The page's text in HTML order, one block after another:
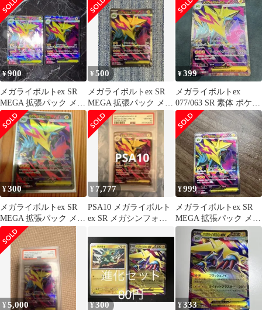
077…
¥900
メガライボルトex SR
MEGA 拡張パック メガ
シンフォニア 077/063
¥500
メガライボルトex SR
MEGA 拡張パック メガ
シンフォニア 077/063
¥399
メガライボルトex
077/063 SR 素体 ポケモ
ンカード
¥300
メガライボルトex SR
MEGA 拡張パック メガ
シンフォニア 077/063
¥ 7,777
PSA10 メガライボルト
ex SR メガシンフォニ
¥999
メガライボルトex SR
MEGA 拡張パック メガ
シンフォニア 077/063
¥5,000 ¥300 ¥333